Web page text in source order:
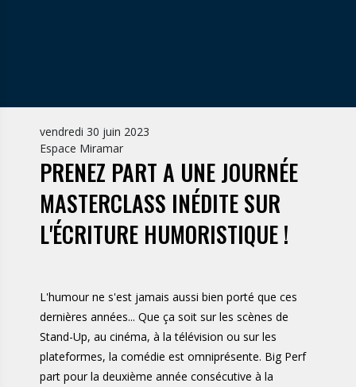
vendredi 30 juin 2023
Espace Miramar
PRENEZ PART A UNE JOURNÉE
MASTERCLASS INÉDITE SUR
L'ÉCRITURE HUMORISTIQUE !
L'humour ne s'est jamais aussi bien porté que ces
dernières années... Que ça soit sur les scènes de
Stand-Up, au cinéma, à la télévision ou sur les
plateformes, la comédie est omniprésente. Big Perf
part pour la deuxième année consécutive à la